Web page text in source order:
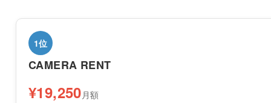
1位
CAMERA RENT
¥19,250 月額